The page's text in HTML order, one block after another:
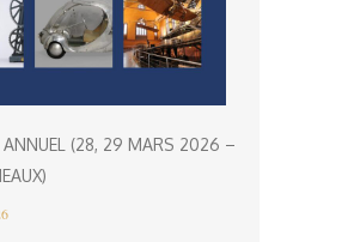
ANNUEL (28, 29 MARS 2026 –